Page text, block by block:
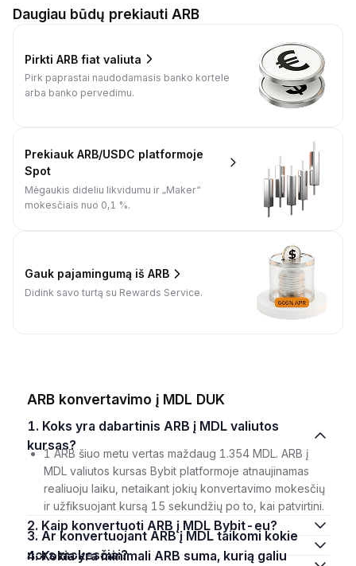
Daugiau būdų prekiauti ARB
Pirkti ARB fiat valiuta
Pirk paprastai naudodamasis banko kortele
arba banko pervedimu.
Prekiauk ARB/USDC platformoje
Spot
Mėgaukis dideliu likvidumu ir „Maker“
mokesčiais nuo 0,1 %.
Gauk pajamingumą iš ARB
Didink savo turtą su Rewards Service.
ARB konvertavimo į MDL DUK
1. Koks yra dabartinis ARB į MDL valiutos
kursas?
1 ARB šiuo metu vertas maždaug 1.354 MDL. ARB į
MDL valiutos kursas Bybit platformoje atnaujinamas
realiuoju laiku, netaikant jokių konvertavimo mokesčių
ir užfiksuojant kursą 15 sekundžių po to, kai patvirtini.
2. Kaip konvertuoti ARB į MDL Bybit-eu?
3. Ar konvertuojant ARB į MDL taikomi kokie
nors mokesčiai?
4. Kokia yra minimali ARB suma, kurią galiu